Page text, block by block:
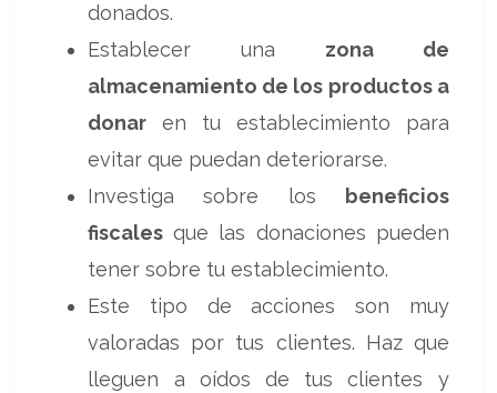
donados.
Establecer una zona de
almacenamiento de los productos a
donar en tu establecimiento para
evitar que puedan deteriorarse.
Investiga sobre los
beneficios
fiscales que las donaciones pueden
tener sobre tu establecimiento.
Este tipo de acciones son muy
valoradas por tus clientes. Haz que
lleguen a oídos de tus clientes y